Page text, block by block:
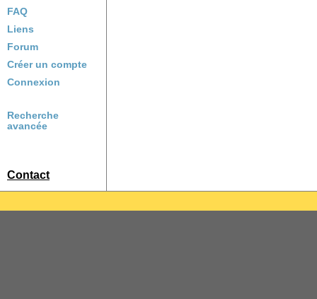
FAQ
Liens
Forum
Créer un compte
Connexion
Recherche
avancée
Contact